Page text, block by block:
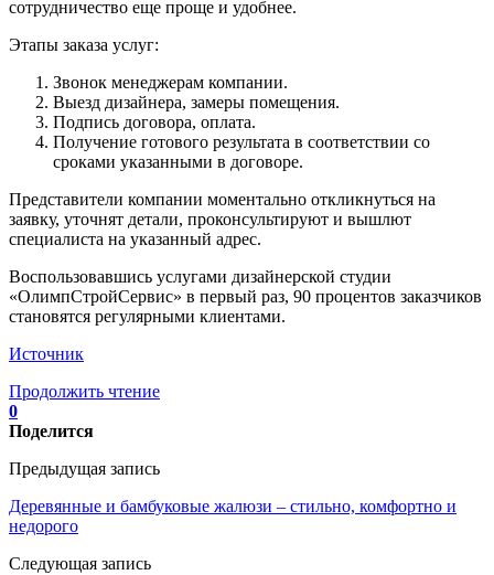
сотрудничество еще проще и удобнее.
Этапы заказа услуг:
Звонок менеджерам компании.
Выезд дизайнера, замеры помещения.
Подпись договора, оплата.
Получение готового результата в соответствии со
сроками указанными в договоре.
Представители компании моментально откликнуться на
заявку, уточнят детали, проконсультируют и вышлют
специалиста на указанный адрес.
Воспользовавшись услугами дизайнерской студии
«ОлимпСтройСервис» в первый раз, 90 процентов заказчиков
становятся регулярными клиентами.
Источник
Продолжить чтение
0
Поделится
Предыдущая запись
Деревянные и бамбуковые жалюзи – стильно, комфортно и
недорого
Следующая запись